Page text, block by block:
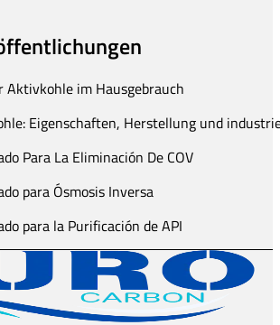
Aktivkohle im Hausgebrauch
Eigenschaften, Herstellung und
Para La Eliminación De COV
para Ósmosis Inversa
para la Purificación de API